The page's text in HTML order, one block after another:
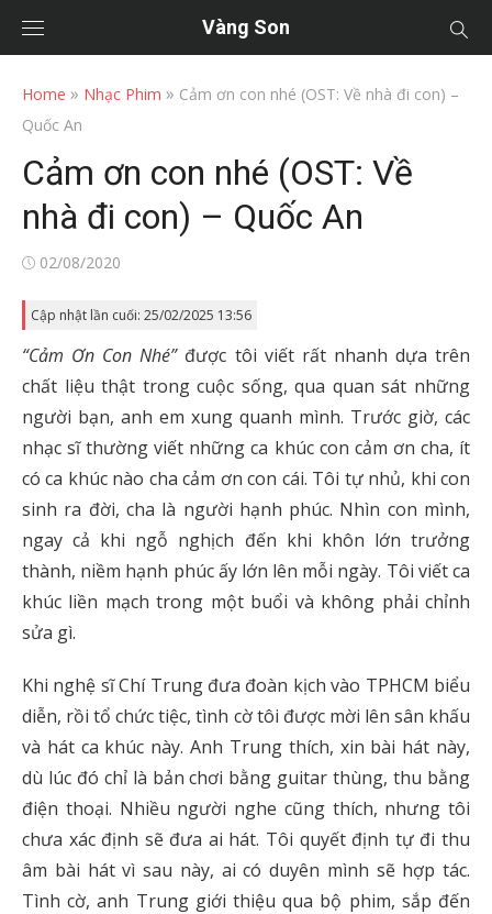
Vàng Son
Home » Nhạc Phim » Cảm ơn con nhé (OST: Về nhà đi con) –
Quốc An
Cảm ơn con nhé (OST: Về
nhà đi con) – Quốc An
Posted
02/08/2020
Cập nhật lần cuối: 25/02/2025 13:56
“Cảm Ơn Con Nhé”được tôi viết rất nhanh dựa trên
chất liệu thật trong cuộc sống, qua quan sát những
người bạn, anh em xung quanh mình. Trước giờ, các
nhạc sĩ thường viết những ca khúc con cảm ơn cha, ít
có ca khúc nào cha cảm ơn con cái. Tôi tự nhủ, khi con
sinh ra đời, cha là người hạnh phúc. Nhìn con mình,
ngay cả khi ngỗ nghịch đến khi khôn lớn trưởng
thành, niềm hạnh phúc ấy lớn lên mỗi ngày. Tôi viết ca
khúc liền mạch trong một buổi và không phải chỉnh
sửa gì.
Khi nghệ sĩ Chí Trung đưa đoàn kịch vào TPHCM biểu
diễn, rồi tổ chức tiệc, tình cờ tôi được mời lên sân khấu
và hát ca khúc này. Anh Trung thích, xin bài hát này,
dù lúc đó chỉ là bản chơi bằng guitar thùng, thu bằng
điện thoại. Nhiều người nghe cũng thích, nhưng tôi
chưa xác định sẽ đưa ai hát. Tôi quyết định tự đi thu
âm bài hát vì sau này, ai có duyên mình sẽ hợp tác.
Tình cờ, anh Trung giới thiệu qua bộ phim, sắp đến